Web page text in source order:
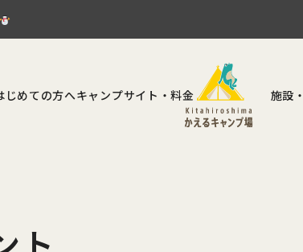
じめての方へキャンプサイト・料金 施設・